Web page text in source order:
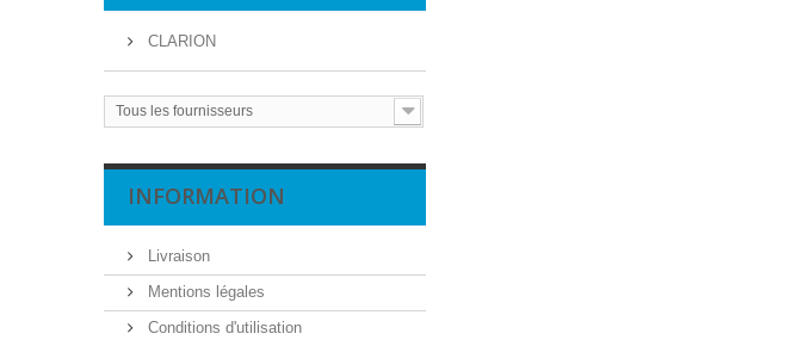
CLARION
Tous les fournisseurs
INFORMATION
Livraison
Mentions légales
Conditions d'utilisation